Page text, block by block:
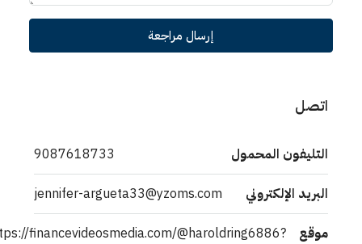
إرسال مراجعة
اتصل
التليفون المحمول 9087618733
البريد الإلكتروني jennifer-argueta33@yzoms.com
موقع
https://financevideosmedia.com/@haroldring6886?